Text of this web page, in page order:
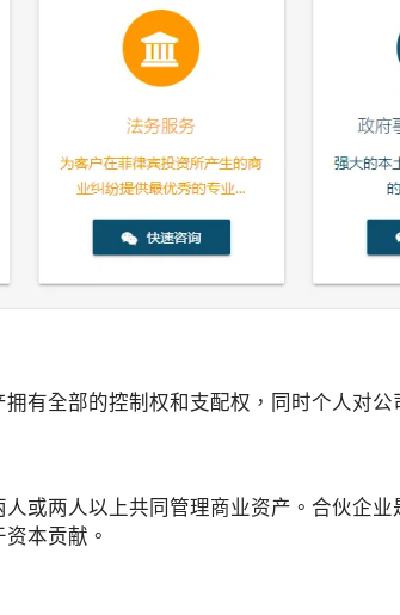
有全部的控制权和支配权，同时个人对公
或两人以上共同管理商业资产。合伙企
本贡献。